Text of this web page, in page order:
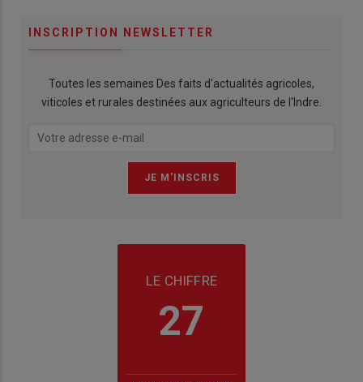
INSCRIPTION NEWSLETTER
Toutes les semaines Des faits d'actualités agricoles,
viticoles et rurales destinées aux agriculteurs de l'Indre.
LE CHIFFRE
27